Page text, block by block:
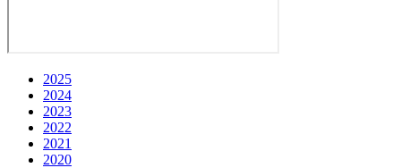
2025
2024
2023
2022
2021
2020